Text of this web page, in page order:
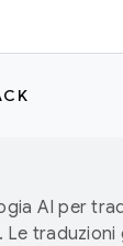
AI per
traduzioni